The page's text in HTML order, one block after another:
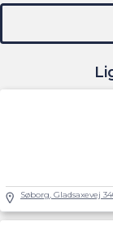
Søborg, Gladsaxevej